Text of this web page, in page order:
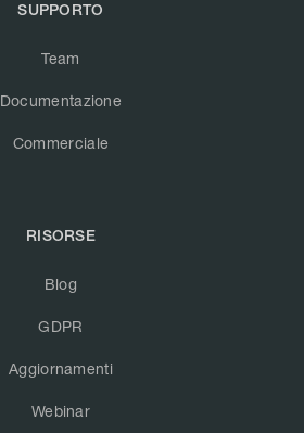
SUPPORTO
Team
Documentazione
Commerciale
RISORSE
Blog
GDPR
Aggiornamenti
Webinar